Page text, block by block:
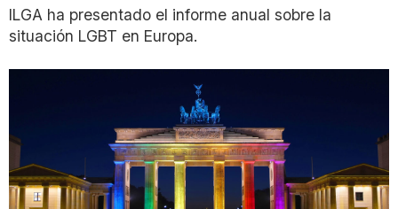
ILGA ha presentado el informe anual sobre la
situación LGBT en Europa.